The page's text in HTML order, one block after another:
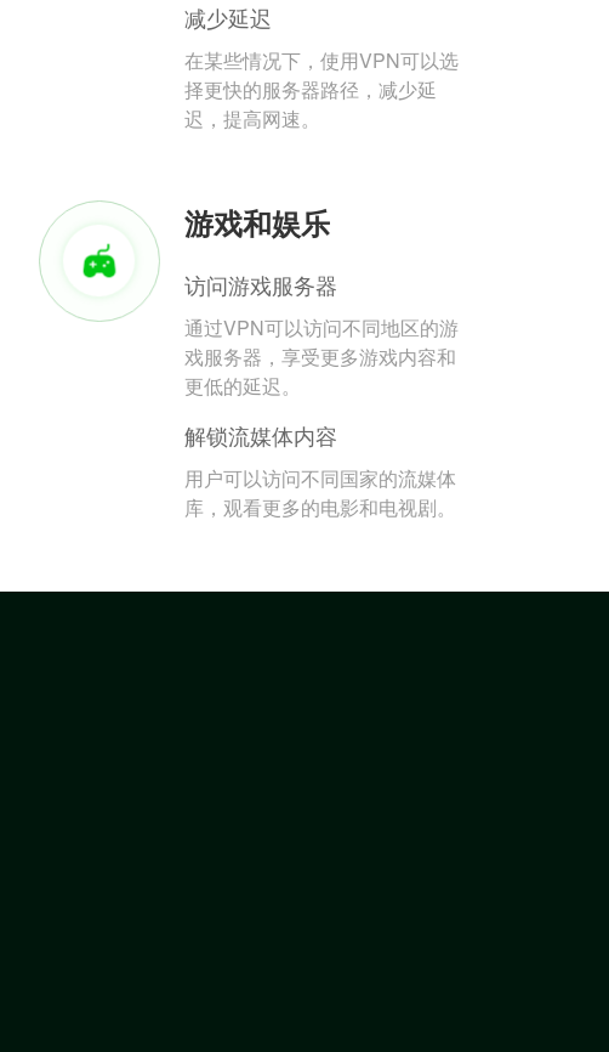
减少延迟
在某些情况下，使用VPN可以选
择更快的服务器路径，减少延
迟，提高网速。
游戏和娱乐
访问游戏服务器
通过VPN可以访问不同地区的游
戏服务器，享受更多游戏内容和
更低的延迟。
解锁流媒体内容
用户可以访问不同国家的流媒体
库，观看更多的电影和电视剧。